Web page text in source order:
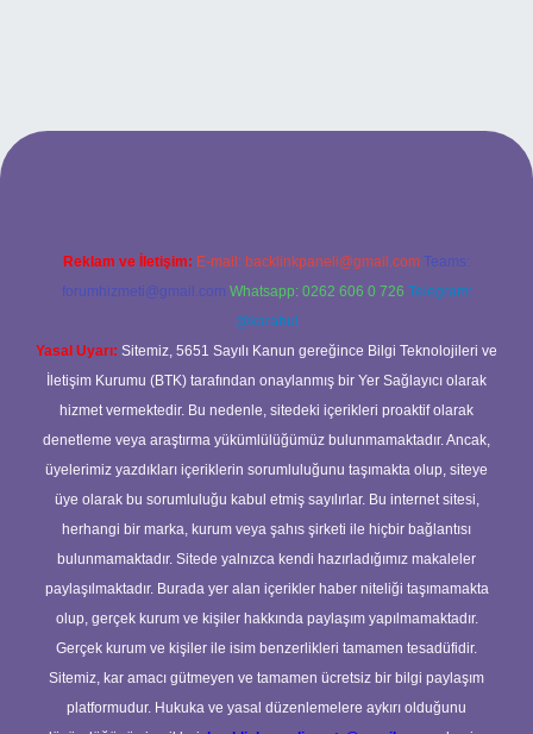
giriş
Reklam ve İletişim: E-mail: backlinkpaneli@gmail.com Teams:
forumhizmeti@gmail.com Whatsapp: 0262 606 0 726 Telegram:
@karabul
Yasal Uyarı: Sitemiz, 5651 Sayılı Kanun gereğince Bilgi Teknolojileri ve
İletişim Kurumu (BTK) tarafından onaylanmış bir Yer Sağlayıcı olarak
hizmet vermektedir. Bu nedenle, sitedeki içerikleri proaktif olarak
denetleme veya araştırma yükümlülüğümüz bulunmamaktadır. Ancak,
üyelerimiz yazdıkları içeriklerin sorumluluğunu taşımakta olup, siteye
üye olarak bu sorumluluğu kabul etmiş sayılırlar. Bu internet sitesi,
herhangi bir marka, kurum veya şahıs şirketi ile hiçbir bağlantısı
bulunmamaktadır. Sitede yalnızca kendi hazırladığımız makaleler
paylaşılmaktadır. Burada yer alan içerikler haber niteliği taşımamakta
olup, gerçek kurum ve kişiler hakkında paylaşım yapılmamaktadır.
Gerçek kurum ve kişiler ile isim benzerlikleri tamamen tesadüfidir.
Sitemiz, kar amacı gütmeyen ve tamamen ücretsiz bir bilgi paylaşım
platformudur. Hukuka ve yasal düzenlemelere aykırı olduğunu